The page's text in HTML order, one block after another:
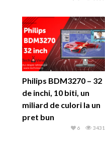
Philips BDM3270 – 32
de inchi, 10 biti, un
miliard de culori la un
pret bun
3431
6